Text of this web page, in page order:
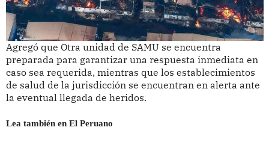
Agregó que Otra unidad de SAMU se encuentra
preparada para garantizar una respuesta inmediata en
caso sea requerida, mientras que los establecimientos
de salud de la jurisdicción se encuentran en alerta ante
la eventual llegada de heridos.
Lea también en El Peruano